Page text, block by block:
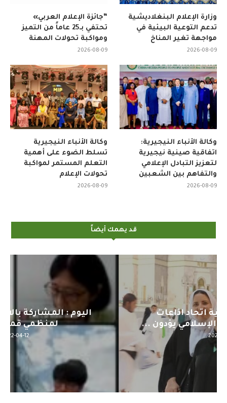
“جائزة الإعلام العربي»
تحتفي بـ25 عاماً من التميز
ومواكبة تحولات المهنة
2026-08-09
وزارة الإعلام البنغلاديشية
تدعم التوعية البيئية في
مواجهة تغير المناخ
2026-08-09
وكالة الأنباء النيجيرية
تسلط الضوء على أهمية
التعلم المستمر لمواكبة
تحولات الإعلام
2026-08-09
وكالة الأنباء النيجيرية:
اتفاقية صينية نيجيرية
لتعزيز التبادل الإعلامي
والتفاهم بين الشعبين
2026-08-09
قد يهمك أيضاً
اليوم : المشاركة بالاجتماع التحضيري
لمنظمي قمة اسيا...
2022-04-12